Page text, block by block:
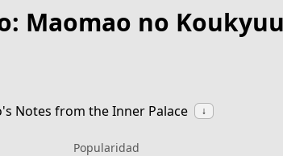
Maomao no Koukyuu
Notes from the Inner Palace ↓
Popularidad